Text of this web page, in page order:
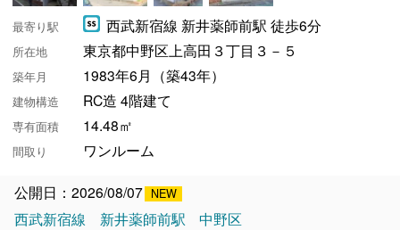
最寄り駅 西武新宿線 新井薬師前駅 徒歩6分
所在地 東京都中野区上高田３丁目３－５
築年月 1983年6月（築43年）
建物構造 RC造 4階建て
専有面積 14.48㎡
間取り ワンルーム
公開日：2026/08/07
西武新宿線
新井薬師前駅 中野区